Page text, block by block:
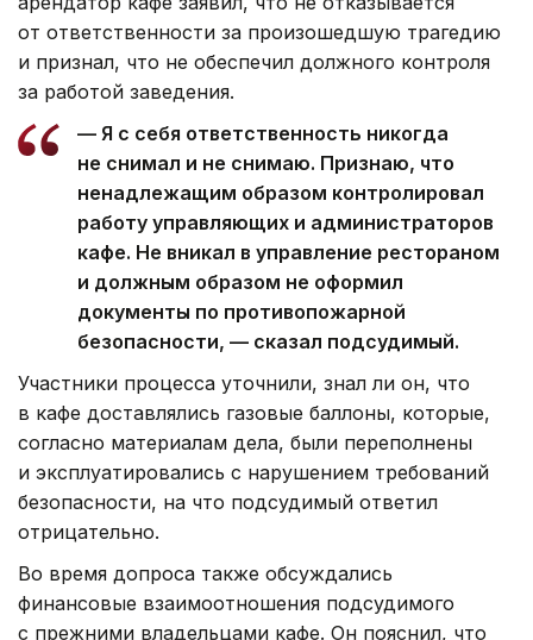
от ответственности за произошедшую трагедию
и признал, что не обеспечил должного контроля
за работой заведения.
— Я с себя ответственность никогда
не снимал и не снимаю. Признаю, что
ненадлежащим образом контролировал
работу управляющих и администраторов
кафе. Не вникал в управление рестораном
и должным образом не оформил
документы по противопожарной
безопасности, — сказал подсудимый.
Участники процесса уточнили, знал ли он, что
в кафе доставлялись газовые баллоны, которые,
согласно материалам дела, были переполнены
и эксплуатировались с нарушением требований
безопасности, на что подсудимый ответил
отрицательно.
Во время допроса также обсуждались
финансовые взаимоотношения подсудимого
с прежними владельцами кафе. Он пояснил, что